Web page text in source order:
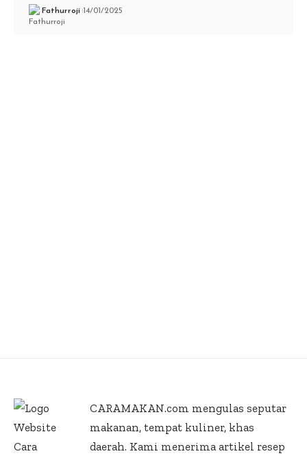
Fathurroji 14/01/2025
CARAMAKAN.com mengulas seputar
makanan, tempat kuliner, khas
daerah. Kami menerima artikel resep